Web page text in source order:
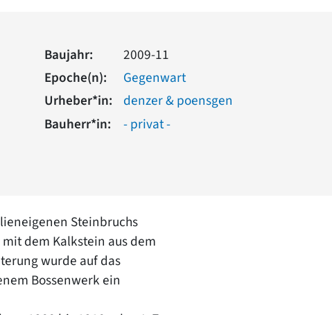
Baujahr:
2009-11
Epoche(n):
Gegenwart
Urheber*in:
denzer & poensgen
Bauherr*in:
- privat -
Steinbruchs
dem Kalkstein aus dem
wurde auf das
Bossenwerk ein